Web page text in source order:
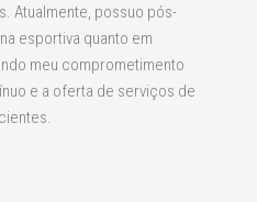
Atualmente, possuo pós-
esportiva quanto em
meu comprometimento
e a oferta de serviços de